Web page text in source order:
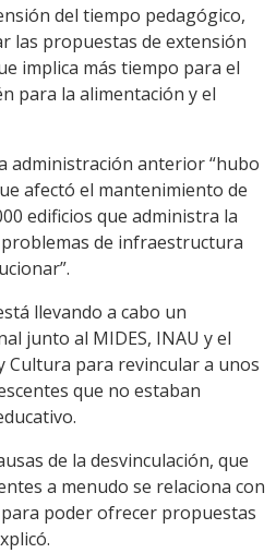
del tiempo pedagógico,
las propuestas de extensión
implica más tiempo para el
para la alimentación y el
administración anterior “hubo
afectó el mantenimiento de
edificios que administra la
de infraestructura
llevando a cabo un
junto al MIDES, INAU y el
Cultura para revincular a unos
que no estaban
de la desvinculación, que
a menudo se relaciona con
poder ofrecer propuestas